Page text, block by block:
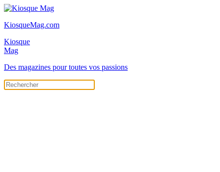
KiosqueMag.com
Kiosque
Mag
Des magazines pour toutes vos passions